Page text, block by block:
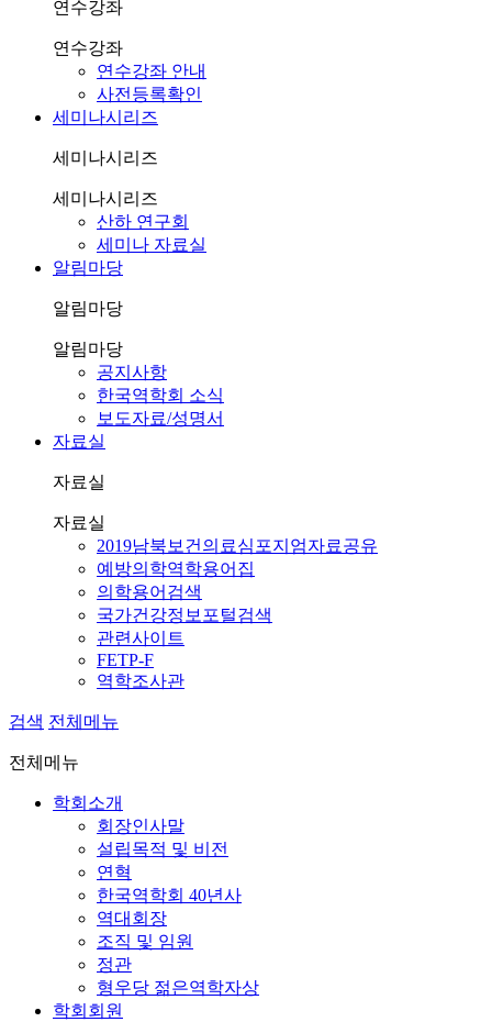
연수강좌
연수강좌
연수강좌 안내
사전등록확인
세미나시리즈
세미나시리즈
세미나시리즈
산하 연구회
세미나 자료실
알림마당
알림마당
알림마당
공지사항
한국역학회 소식
보도자료/성명서
자료실
자료실
자료실
2019남북보건의료심포지엄자료공유
예방의학역학용어집
의학용어검색
국가건강정보포털검색
관련사이트
FETP-F
역학조사관
검색 전체메뉴
전체메뉴
학회소개
회장인사말
설립목적 및 비전
연혁
한국역학회 40년사
역대회장
조직 및 임원
정관
형우당 젊은역학자상
학회회원